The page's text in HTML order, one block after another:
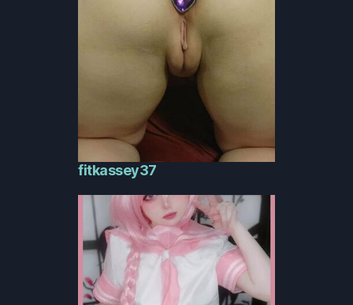
fitkassey37